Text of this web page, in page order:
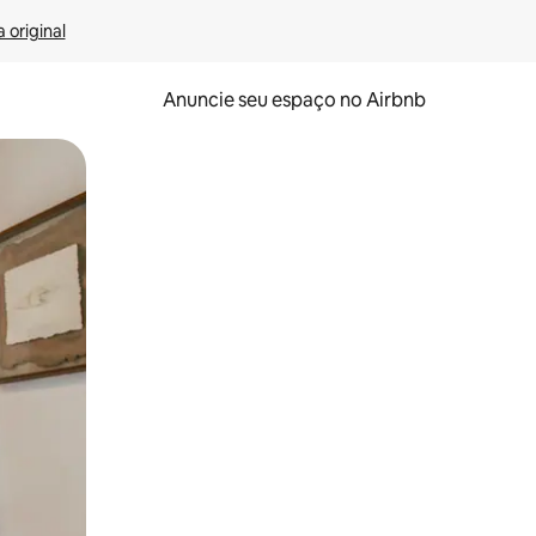
original
Anuncie seu espaço no Airbnb
o dedo na tela.